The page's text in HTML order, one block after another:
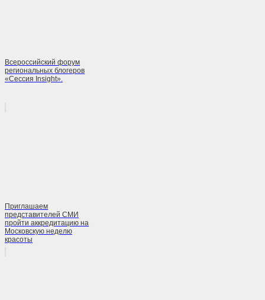
Всероссийский форум
региональных блогеров
«Сессия Insight».
Приглашаем
представителей СМИ
пройти аккредитацию на
Московскую неделю
красоты